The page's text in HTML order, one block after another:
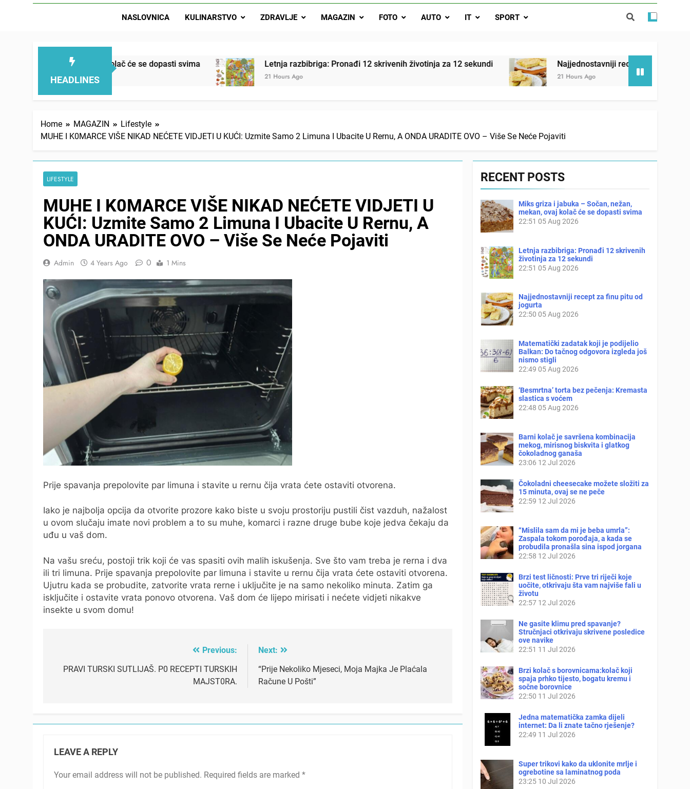
Letnja razbibriga: Pronađi 12 skrivenih životinja za 12 sekundi
Matematički zadatak koji je podijelio Balkan: Do tačnog odgovora izgleda još nismo stigli
NASLOVNICA KULINARSTVO ZDRAVLJE MAGAZIN FOTO AUTO IT SPORT
HEADLINES
mekan, ovaj kolač će se dopasti svima Letnja razbibriga: Pronađi 12 skrivenih životinja za 12 sekundi
21 Hours Ago
Najjednostavniji recept za finu pitu od jogurta
21 Hours Ago
Home MAGAZIN
Lifestyle
MUHE I K0MARCE VIŠE NIKAD NEĆETE VIDJETI U KUĆI: Uzmite Samo 2 Limuna I Ubacite U Rernu, A ONDA URADITE OVO – Više Se Neće Pojaviti
LIFESTYLE
MUHE I K0MARCE VIŠE NIKAD NEĆETE VIDJETI U
KUĆI: Uzmite Samo 2 Limuna I Ubacite U Rernu, A
ONDA URADITE OVO – Više Se Neće Pojaviti
Admin 4 Years Ago 0 1 Mins
Prije spavanja prepolovite par limuna i stavite u rernu čija vrata ćete ostaviti otvorena.
Iako je najbolja opcija da otvorite prozore kako biste u svoju prostoriju pustili čist vazduh, nažalost
u ovom slučaju imate novi problem a to su muhe, komarci i razne druge bube koje jedva čekaju da
uđu u vaš dom.
Na vašu sreću, postoji trik koji će vas spasiti ovih malih iskušenja. Sve što vam treba je rerna i dva
ili tri limuna. Prije spavanja prepolovite par limuna i stavite u rernu čija vrata ćete ostaviti otvorena.
Ujutru kada se probudite, zatvorite vrata rerne i uključite je na samo nekoliko minuta. Zatim ga
isključite i ostavite vrata ponovo otvorena. Vaš dom će lijepo mirisati i nećete vidjeti nikakve
insekte u svom domu!
navigation
Previous:
PRAVI TURSKI SUTLIJAŠ. P0 RECEPTI TURSKIH
MAJST0RA.
Next:
“Prije Nekoliko Mjeseci, Moja Majka Je Plaćala
Račune U Pošti”
LEAVE A REPLY
Your email address will not be published. Required fields are marked *
RECENT POSTS
Miks griza i jabuka – Sočan, nežan,
mekan, ovaj kolač će se dopasti svima
22:51 05 Aug 2026
Letnja razbibriga: Pronađi 12 skrivenih
životinja za 12 sekundi
22:51 05 Aug 2026
Najjednostavniji recept za finu pitu od
jogurta
22:50 05 Aug 2026
Matematički zadatak koji je podijelio
Balkan: Do tačnog odgovora izgleda još
nismo stigli
22:49 05 Aug 2026
‘Besmrtna’ torta bez pečenja: Kremasta
slastica s voćem
22:48 05 Aug 2026
Barni kolač je savršena kombinacija
mekog, mirisnog biskvita i glatkog
čokoladnog ganaša
23:06 12 Jul 2026
Čokoladni cheesecake možete složiti za
15 minuta, ovaj se ne peče
22:59 12 Jul 2026
“Mislila sam da mi je beba umrla”:
Zaspala tokom porođaja, a kada se
probudila pronašla sina ispod jorgana
22:58 12 Jul 2026
Brzi test ličnosti: Prve tri riječi koje
uočite, otkrivaju šta vam najviše fali u
životu
22:57 12 Jul 2026
Ne gasite klimu pred spavanje?
Stručnjaci otkrivaju skrivene posledice
ove navike
22:51 11 Jul 2026
Brzi kolač s borovnicama:kolač koji
spaja prhko tijesto, bogatu kremu i
sočne borovnice
22:50 11 Jul 2026
Jedna matematička zamka dijeli
internet: Da li znate tačno rješenje?
22:49 11 Jul 2026
Super trikovi kako da uklonite mrlje i
ogrebotine sa laminatnog poda
23:25 10 Jul 2026